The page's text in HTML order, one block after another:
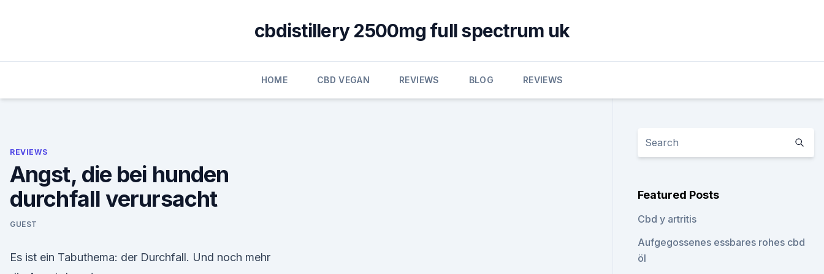
cbdistillery 2500mg full spectrum uk
HOME CBD VEGAN REVIEWS BLOG REVIEWS
REVIEWS
Angst, die bei hunden
durchfall verursacht
GUEST
Es ist ein Tabuthema: der Durchfall. Und noch mehr
Featured Posts
Cbd y artritis
Aufgegossenes essbares rohes cbd
öl